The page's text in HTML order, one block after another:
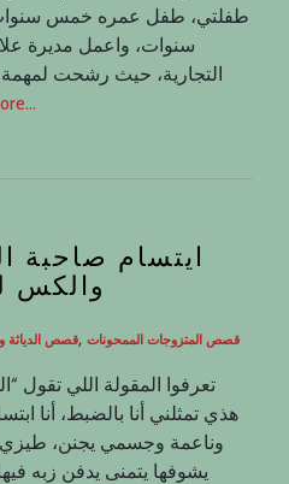
طفلتي، طفل عمره خمس سنوات
سنوات، واعمل مديرة
التجارية، حيث رشحت لمهمة
ايتسام صاحبة
والكس
قصص الدياثة, قصص المتزوجات الممحونات
تعرفوا المقولة اللي تقول
هذي تمثلني أنا بالضبط، أنا
وناعمة وجسمي يجنن، طيزي
يشوفها يتمنى يدفن زبه